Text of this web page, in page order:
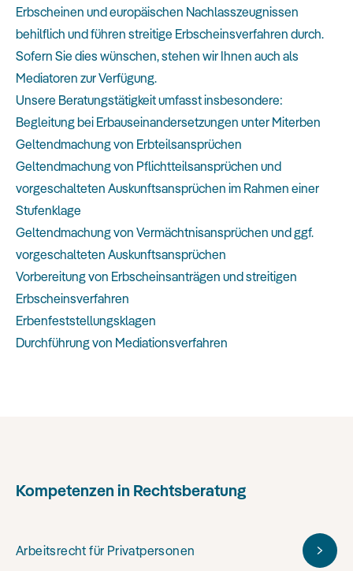
Erbscheinen und europäischen Nachlasszeugnissen
behilflich und führen streitige Erbscheinsverfahren durch.
Sofern Sie dies wünschen, stehen wir Ihnen auch als
Mediatoren zur Verfügung.
Unsere Beratungstätigkeit umfasst insbesondere:
Begleitung bei Erbauseinandersetzungen unter Miterben
Geltendmachung von Erbteilsansprüchen
Geltendmachung von Pflichtteilsansprüchen und
vorgeschalteten Auskunftsansprüchen im Rahmen einer
Stufenklage
Geltendmachung von Vermächtnisansprüchen und ggf.
vorgeschalteten Auskunftsansprüchen
Vorbereitung von Erbscheinsanträgen und streitigen
Erbscheinsverfahren
Erbenfeststellungsklagen
Durchführung von Mediationsverfahren
Kompetenzen in Rechtsberatung
Arbeitsrecht für Privatpersonen